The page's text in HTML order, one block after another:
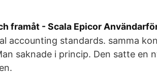
framåt - Scala Epicor
accounting standards. samma
saknade i princip. Den satte en